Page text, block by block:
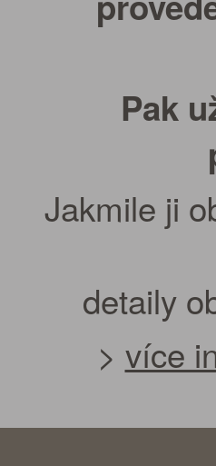
Pak
Jakmile ji
detaily
> více